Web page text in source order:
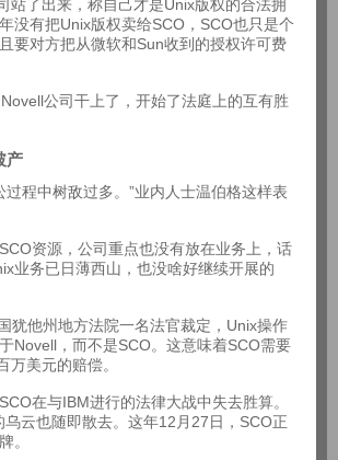
站了出来，称自己才是Unix版权的合法拥
没有把Unix版权卖给SCO，SCO也只是个
要对方把从微软和Sun收到的授权许可费
公司干上了，开始了法庭上的互有胜
产
过程中树敌过多。”业内人士温伯格这样表
资源，公司重点也没有放在业务上，话
业务已日薄西山，也没啥好继续开展的
犹他州地方法院一名法官裁定，Unix操作
Novell，而不是SCO。这意味着SCO需要
万美元的赔偿。
在与IBM进行的法律大战中失去胜算。
乌云也随即散去。这年12月27日，SCO正
。